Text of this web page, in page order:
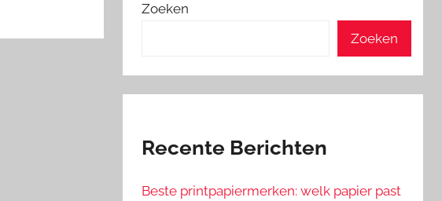
Zoeken
Zoeken
Recente Berichten
Beste printpapiermerken: welk papier past